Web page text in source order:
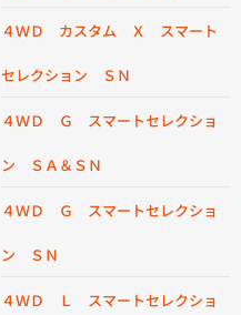
４ＷＤ カスタム Ｘ スマート
セレクション ＳＮ
４ＷＤ Ｇ スマートセレクショ
ン ＳＡ＆ＳＮ
４ＷＤ Ｇ スマートセレクショ
ン ＳＮ
４ＷＤ Ｌ スマートセレクショ